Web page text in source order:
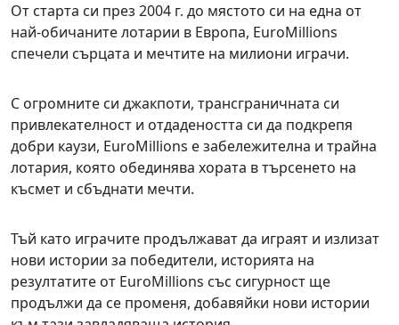
От старта си през 2004 г. до мястото си на една от
най-обичаните лотарии в Европа, EuroMillions
спечели сърцата и мечтите на милиони играчи.
С огромните си джакпоти, трансграничната си
привлекателност и отдадеността си да подкрепя
добри каузи, EuroMillions е забележителна и трайна
лотария, която обединява хората в търсенето на
късмет и сбъднати мечти.
Тъй като играчите продължават да играят и излизат
нови истории за победители, историята на
резултатите от EuroMillions със сигурност ще
продължи да се променя, добавяйки нови истории